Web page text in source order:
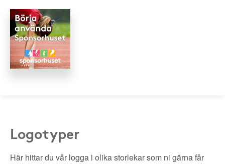
Logotyper
Här hittar du vår logga i olika storlekar som ni gärna får